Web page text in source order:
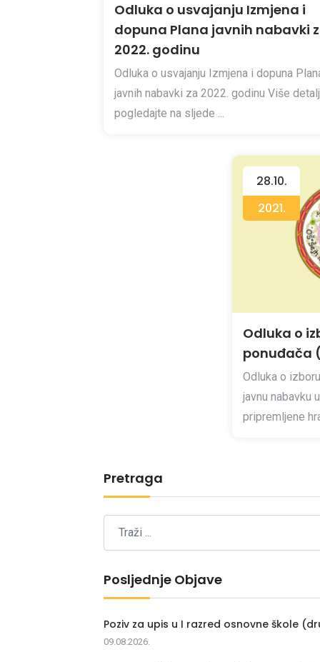
Odluka o usvajanju Izmjena i
dopuna Plana javnih nabavki
2022. godinu
Odluka o usvajanju Izmjena i dopuna
javnih nabavki za 2022. godinu Više
pogledajte na sljede ...
28.10.
2021.
Odluka o
ponuđača
Odluka o
javnu nabavku
pripremljene
Pretraga
Posljednje Objave
Poziv za upis u I razred osnovne škole
09.08.2026.